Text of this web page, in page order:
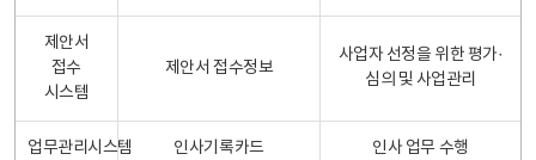
제안서
접수
시스템
제안서 접수정보
사업자 선정을 위한 평가·
심의 및 사업관리
업무관리시스템 인사기록카드 인사 업무 수행